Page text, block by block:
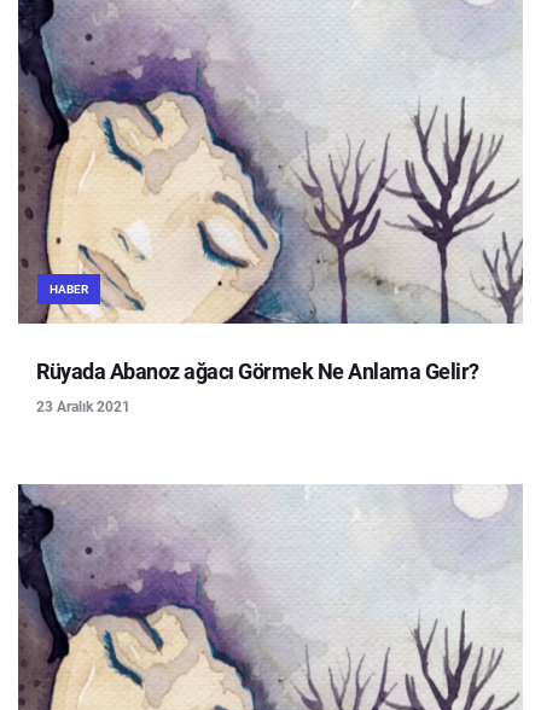
HABER
Rüyada Abanoz ağacı Görmek Ne Anlama Gelir?
23 Aralık 2021